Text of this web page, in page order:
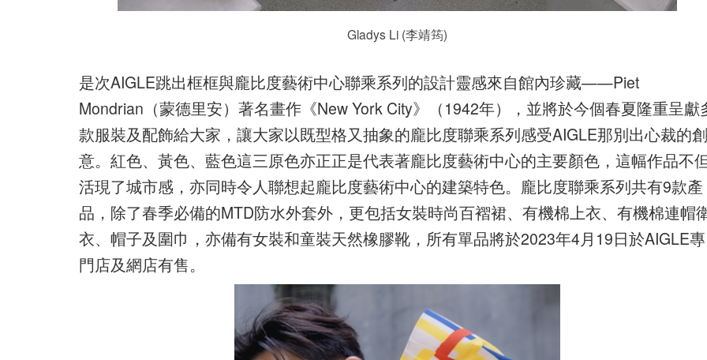
Gladys Li (李靖筠)
是次AIGLE跳出框框與龐比度藝術中心聯乘系列的設計靈感來自館內珍藏——Piet
Mondrian（蒙德里安）著名畫作《New York City》（1942年），並將於今個春夏隆重呈獻
款服裝及配飾給大家，讓大家以既型格又抽象的龐比度聯乘系列感受AIGLE那別出心裁的創
意。紅色、黃色、藍色這三原色亦正正是代表著龐比度藝術中心的主要顏色，這幅作品不
活現了城市感，亦同時令人聯想起龐比度藝術中心的建築特色。 龐比度聯乘系列共有9款產
品，除了春季必備的MTD防水外套外，更包括女裝時尚百褶裙、有機棉上衣、有機棉連帽
衣、帽子及圍巾，亦備有女裝和童裝天然橡膠靴，所有單品將於2023年4月19日於AIGLE專
門店及網店有售。